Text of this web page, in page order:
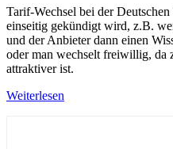
Tarif-Wechsel bei der
einseitig gekündigt wird, z.B.
und der Anbieter dann einen
oder man wechselt freiwillig, da
attraktiver ist.
Weiterlesen